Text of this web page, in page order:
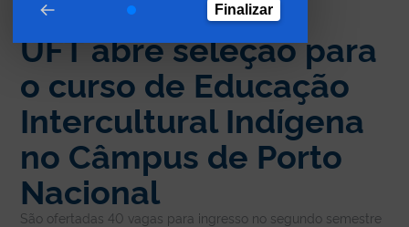
Finalizar
PROCESSO SELETIVO
UFT abre seleção para
o curso de Educação
Intercultural Indígena
no Câmpus de Porto
Nacional
São ofertadas 40 vagas para ingresso no segundo semestre